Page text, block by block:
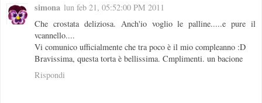
simona lun feb 21, 05:52:00 PM 2011
Che crostata deliziosa. Anch'io voglio le palline.....e pure il
vcannello....
Vi comunico ufficialmente che tra poco è il mio compleanno :D
Bravissima, questa torta è bellissima. Cmplimenti. un bacione
Rispondi